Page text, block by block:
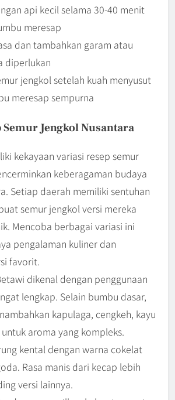
api kecil selama 30-40 menit
meresap
dan tambahkan garam atau
diperlukan
jengkol setelah kuah menyusut
meresap sempurna
Semur Jengkol Nusantara
kekayaan variasi resep semur
keberagaman budaya
Setiap daerah memiliki sentuhan
semur jengkol versi mereka
Mencoba berbagai variasi ini
pengalaman kuliner dan
favorit.
dikenal dengan penggunaan
lengkap. Selain bumbu dasar,
kapulaga, cengkeh, kayu
aroma yang kompleks.
kental dengan warna cokelat
Rasa manis dari kecap lebih
versi lainnya.